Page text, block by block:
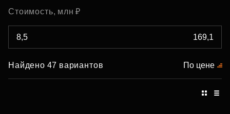
Стоимость, млн ₽
Найдено 47 вариантов По цене